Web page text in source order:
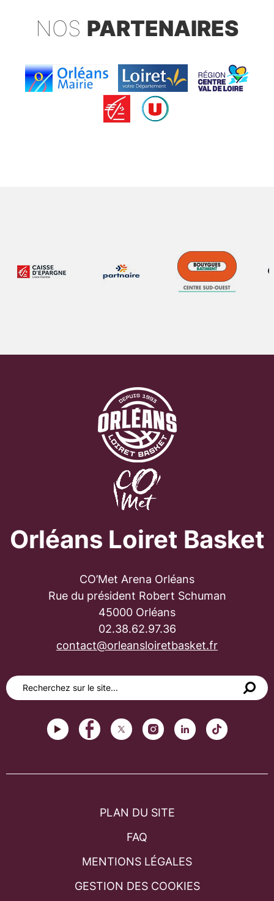
NOS PARTENAIRES
Orléans Loiret Basket
CO’Met Arena Orléans
Rue du président Robert Schuman
45000 Orléans
02.38.62.97.36
contact@orleansloiretbasket.fr
PLAN DU SITE
FAQ
MENTIONS LÉGALES
GESTION DES COOKIES